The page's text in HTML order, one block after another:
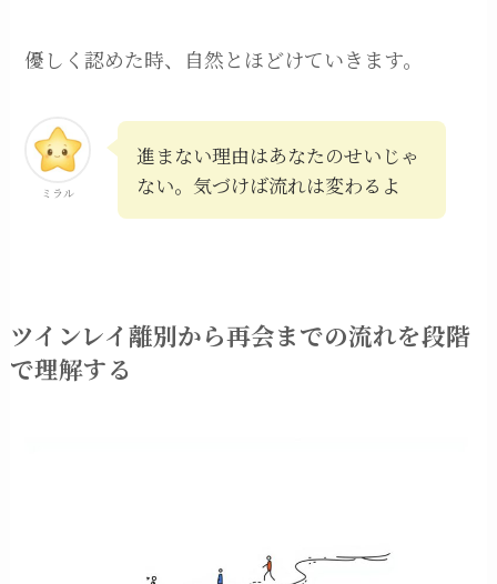
優しく認めた時、自然とほどけていきます。
ミラル
進まない理由はあなたのせいじゃ
ない。気づけば流れは変わるよ
ツインレイ離別から再会までの流れを段階
で理解する